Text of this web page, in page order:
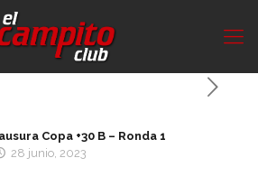
Copa +30 B – Ronda 1
28 junio, 2023